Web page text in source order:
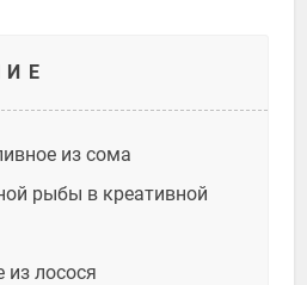
из сома
рыбы в креативной
из лосося